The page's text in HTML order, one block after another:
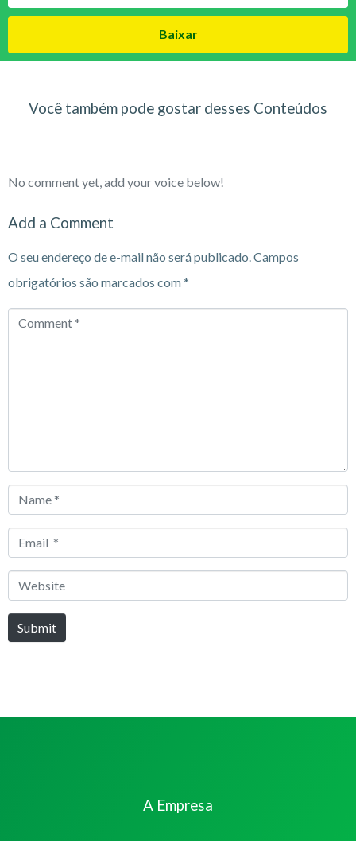
Baixar
Você também pode gostar desses Conteúdos
No comment yet, add your voice below!
Add a Comment
O seu endereço de e-mail não será publicado. Campos
obrigatórios são marcados com*
Comment
Name
Email
Website
Submit
A Empresa